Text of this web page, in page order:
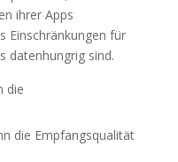
ihrer Apps
Einschränkungen für
datenhungrig sind.
die
die Empfangsqualität